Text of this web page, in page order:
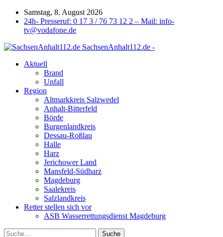
Samstag, 8. August 2026
24h- Presseruf: 0 17 3 / 76 73 12 2 – Mail: info-
tv@vodafone.de
SachsenAnhalt112.de -
Aktuell
Brand
Unfall
Region
Altmarkkreis Salzwedel
Anhalt-Bitterfeld
Börde
Burgenlandkreis
Dessau-Roßlau
Halle
Harz
Jerichower Land
Mansfeld-Südharz
Magdeburg
Saalekreis
Salzlandkreis
Retter stellen sich vor
ASB Wasserrettungsdienst Magdeburg